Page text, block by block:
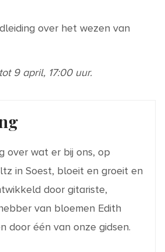
over het wezen van
9 april, 17:00 uur.
over wat er bij ons, op
in Soest, bloeit en groeit en
door gitariste,
van bloemen Edith
door één van onze gidsen.